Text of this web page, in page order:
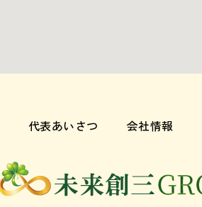
代表あいさつ 会社情報